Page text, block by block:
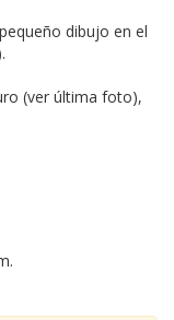
dibujo en el
(ver última foto),